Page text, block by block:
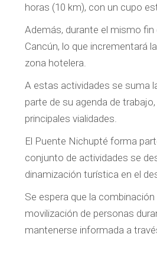
horas (10 km), con un cupo
Además, durante el mismo
Cancún, lo que incrementará
zona hotelera.
A estas actividades se suma
parte de su agenda de
principales vialidades.
El Puente Nichupté forma
conjunto de actividades se
dinamización turística en el
Se espera que la
movilización de personas
mantenerse informada a